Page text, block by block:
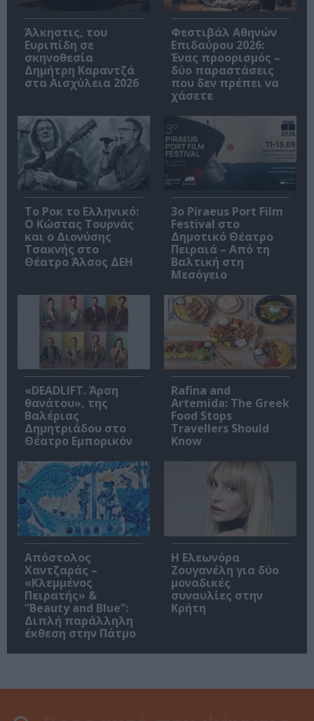
Άλκηστις, του
Ευριπίδη σε
σκηνοθεσία
Δημήτρη Καραντζά
στα Αισχύλεια 2026
Φεστιβάλ Αθηνών
Επιδαύρου 2026:
Ένας προορισμός –
δύο παραστάσεις
που δεν πρέπει να
χάσετε
Το Ροκ το Ελληνικό:
Ο Κώστας Τουρνάς
και ο Διονύσης
Τσακνής στο
Θέατρο Άλσος ΔΕΗ
3o Piraeus Port Film
Festival στο
Δημοτικό Θέατρο
Πειραιά – Από τη
Βαλτική στη
Μεσόγειο
«DEADLIFT. Άρση
θανάτου», της
Βαλέριας
Δημητριάδου στο
Θέατρο Εμπορικόν
Rafina and
Artemida: The Greek
Food Stops
Travellers Should
Know
Απόστολος
Χαντζαράς –
«Κλεμμένος
Πειρατής» &
“Beauty and Blue”:
Διπλή παράλληλη
έκθεση στην Πάτμο
Η Ελεωνόρα
Ζουγανέλη για δύο
μοναδικές
συναυλίες στην
Κρήτη